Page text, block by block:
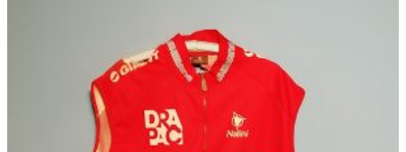
may
be
chosen
on
the
product
page